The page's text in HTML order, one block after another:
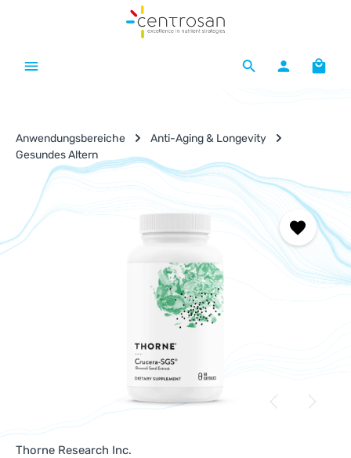
Zum Hauptinhalt springen
Anwendungsbereiche
Anti-Aging & Longevity
Gesundes Altern
Bildergalerie überspringen
Thorne Research Inc.